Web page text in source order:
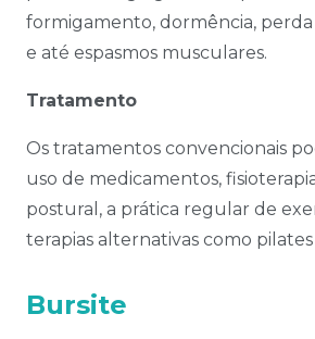
formigamento, dormência, perda
e até espasmos musculares.
Tratamento
Os tratamentos convencionais
uso de medicamentos,
postural, a prática regular de
terapias alternativas como
Bursite